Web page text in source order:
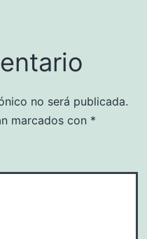
no será publicada.
marcados con *